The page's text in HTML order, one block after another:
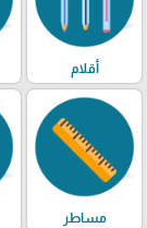
أقلام
مساطر